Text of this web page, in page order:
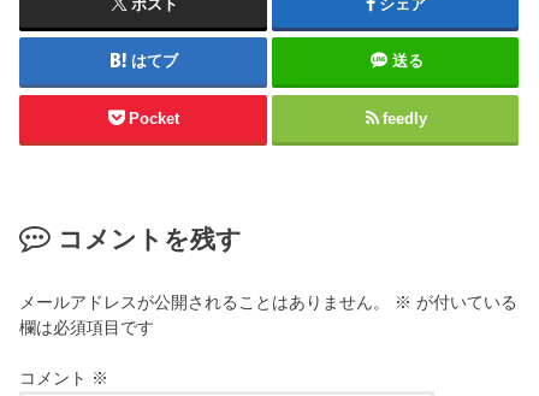
ポスト シェア
はてブ 送る
Pocket feedly
コメントを残す
メールアドレスが公開されることはありません。 ※ が付いている
欄は必須項目です
コメント ※